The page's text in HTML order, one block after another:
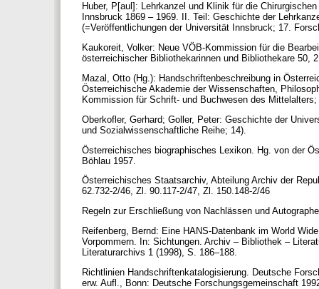
Huber, P[aul]: Lehrkanzel und Klinik für die
Innsbruck 1869 – 1969. II. Teil: Geschichte der
(=Veröffentlichungen der Universität Innsbruck; 17.
Kaukoreit, Volker: Neue VÖB-Kommission für die
österreichischer Bibliothekarinnen und Bibliothekare 50,
Mazal, Otto (Hg.): Handschriftenbeschreibung in
Österreichische Akademie der Wissenschaften,
Kommission für Schrift- und Buchwesen des
Oberkofler, Gerhard; Goller, Peter: Geschichte der
und Sozialwissenschaftliche Reihe; 14).
Österreichisches biographisches Lexikon. Hg. von der
Βöhlau 1957.
Österreichisches Staatsarchiv, Abteilung Archiv der
62.732-2/46, Zl. 90.117-2/47, Zl. 150.148-2/46
Regeln zur Erschließung von Nachlässen und
Reifenberg, Bernd: Eine HANS-Datenbank im World
Vorpommern. In: Sichtungen. Archiv – Bibliothek –
Literaturarchivs 1 (1998), S. 186–188.
Richtlinien Handschriftenkatalogisierung. Deutsche
erw. Aufl., Bonn: Deutsche Forschungsgemeinschaft